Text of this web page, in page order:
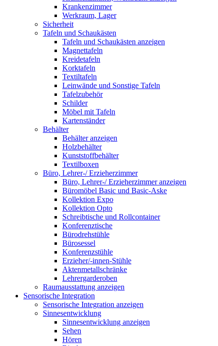
Krankenzimmer
Werkraum, Lager
Sicherheit
Tafeln und Schaukästen
Tafeln und Schaukästen anzeigen
Magnettafeln
Kreidetafeln
Korktafeln
Textiltafeln
Leinwände und Sonstige Tafeln
Tafelzubehör
Schilder
Möbel mit Tafeln
Kartenständer
Behälter
Behälter anzeigen
Holzbehälter
Kunststoffbehälter
Textilboxen
Büro, Lehrer-/ Erzieherzimmer
Büro, Lehrer-/ Erzieherzimmer anzeigen
Büromöbel Basic und Basic-Aske
Kollektion Expo
Kollektion Opto
Schreibtische und Rollcontainer
Konferenztische
Bürodrehstühle
Bürosessel
Konferenzstühle
Erzieher/-innen-Stühle
Aktenmetallschränke
Lehrergarderoben
Raumausstattung anzeigen
Sensorische Integration
Sensorische Integration anzeigen
Sinnesentwicklung
Sinnesentwicklung anzeigen
Sehen
Hören